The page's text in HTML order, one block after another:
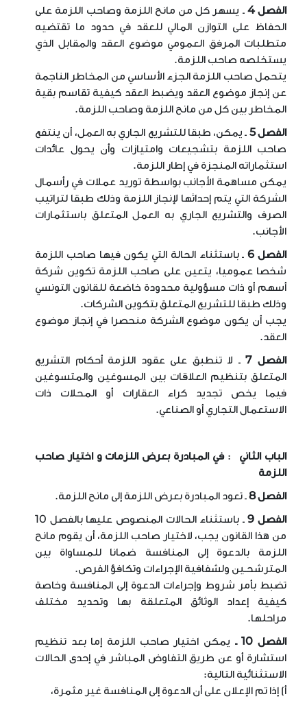
الفصل 4
ـ يسهر كل من مانح اللزمة وصاحب اللزمة على
الحفاظ على التوازن المالي للعقد في حدود ما تقتضيه
متطلبات المرفق العمومي موضوع العقد والمقابل الذي
يستخلصه صاحب اللزمة.
يتحمل صاحب اللزمة الجزء الأساسي من المخاطر الناجمة
عن إنجاز موضوع العقد ويضبط العقد كيفية تقاسم بقية
المخاطر بين كل من مانح اللزمة وصاحب اللزمة.
الفصل 5
ـ يمكن، طبقا للتشريع الجاري به العمل، أن ينتفع
صاحب اللزمة بتشجيعات وامتيازات وأن يحول عائدات
استثماراته المنجزة في إطار اللزمة.
يمكن مساهمة الأجانب بواسطة توريد عملات في رأسمال
الشركة التي يتم إحداثها لإنجاز اللزمة وذلك طبقا لتراتيب
الصرف والتشريع الجاري به العمل المتعلق باستثمارات
الأجانب.
الفصل 6
ـ باستثناء الحالة التي يكون فيها صاحب اللزمة
شخصا عموميا، يتعين على صاحب اللزمة تكوين شركة
أسهم أو ذات مسؤولية محدودة خاضعة للقانون التونسي
وذلك طبقا للتشريع المتعلق بتكوين الشركات.
يجب أن يكون موضوع الشركة منحصرا في إنجاز موضوع
العقد.
الفصل 7
ـ لا تنطبق على عقود اللزمة أحكام التشريع
المتعلق بتنظيم العلاقات بين المسوغين والمتسوغين
فيما يخص تجديد كراء العقارات أو المحلات ذات
الاستعمال التجاري أو الصناعي.
الباب الثاني :في المبادرة بعرض اللزمات و اختيار صاحب
اللزمة
الفصل 8
ـ تعود المبادرة بعرض اللزمة إلى مانح اللزمة.
الفصل 9
ـ باستثناء الحالات المنصوص عليها بالفصل 10
من هذا القانون يجب، لاختيار صاحب اللزمة، أن يقوم مانح
اللزمة بالدعوة إلى المنافسة ضمانا للمساواة بين
المترشحـين ولشفافية الإجراءات وتكافؤ الفرص.
تضبط بأمر شروط وإجراءات الدعوة إلى المنافسة وخاصة
كيفية إعداد الوثائق المتعلقة بها وتحديد مختلف
مراحلها.
الفصل 10 ـ
يمكن اختيار صاحب اللزمة إما بعد تنظيم
استشارة أو عن طريق التفاوض المباشر في إحدى الحالات
الاستثنائية التالية:
أ) إذا تم الإعلان على أن الدعوة إلى المنافسة غير مثمرة،